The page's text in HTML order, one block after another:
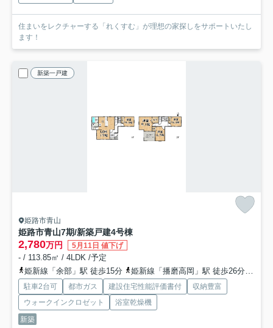
住まいをレクチャーする「れくすむ」が理想の家探しをサポートいたし
ます！
新築一戸建
姫路市青山
姫路市青山7期/新築戸建4号棟
2,780万円 5月11日 値下げ
- / 113.85㎡ / 4LDK /予定
姫新線「余部」駅 徒歩15分
姫新線「播磨高岡」駅 徒歩26分
駐車2台可 都市ガス 建設住宅性能評価書付
収納豊富
ウォークインクロゼット
浴室乾燥機
新築